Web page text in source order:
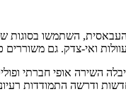
השתמשו בסוגות
ואי-צדק. גם
קיבלה השירה אופי
ודרשה התמודדות